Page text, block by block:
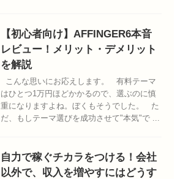
【初心者向け】AFFINGER6本音
レビュー！メリット・デメリット
を解説
こんな思いにお応えします。 有料テーマ
はひとつ1万円ほどかかるので、選ぶのに慎
重になりますよね。ぼくもそうでした。 た
だ、もしテーマ選びを成功させて"本気"で ...
自力で稼ぐチカラをつける！会社
以外で、収入を増やすにはどうす